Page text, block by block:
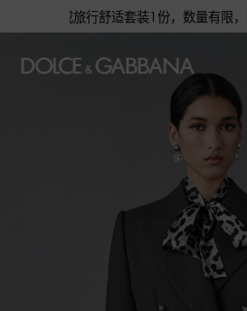
1份，数量有限，赠完即止。即刻